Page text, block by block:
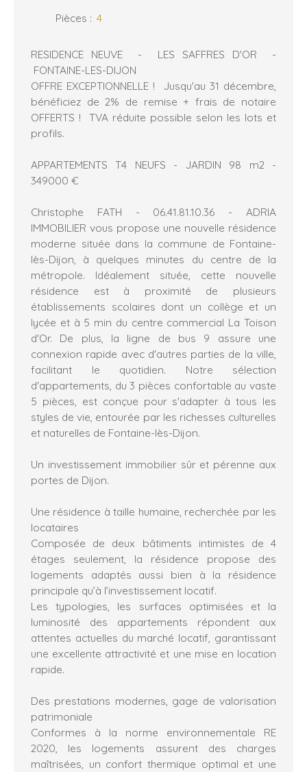
Pièces : 4
RESIDENCE NEUVE - LES SAFFRES D'OR -
FONTAINE-LES-DIJON
OFFRE EXCEPTIONNELLE ! Jusqu'au 31 décembre,
bénéficiez de 2% de remise + frais de notaire
OFFERTS ! TVA réduite possible selon les lots et
profils.
APPARTEMENTS T4 NEUFS - JARDIN 98 m2 -
349000 €
Christophe FATH - 06.41.81.10.36 - ADRIA
IMMOBILIER vous propose une nouvelle résidence
moderne située dans la commune de Fontaine-
lès-Dijon, à quelques minutes du centre de la
métropole. Idéalement située, cette nouvelle
résidence est à proximité de plusieurs
établissements scolaires dont un collège et un
lycée et à 5 min du centre commercial La Toison
d'Or. De plus, la ligne de bus 9 assure une
connexion rapide avec d'autres parties de la ville,
facilitant le quotidien. Notre sélection
d'appartements, du 3 pièces confortable au vaste
5 pièces, est conçue pour s'adapter à tous les
styles de vie, entourée par les richesses culturelles
et naturelles de Fontaine-lès-Dijon.
Un investissement immobilier sûr et pérenne aux
portes de Dijon.
Une résidence à taille humaine, recherchée par les
locataires
Composée de deux bâtiments intimistes de 4
étages seulement, la résidence propose des
logements adaptés aussi bien à la résidence
principale qu’à l’investissement locatif.
Les typologies, les surfaces optimisées et la
luminosité des appartements répondent aux
attentes actuelles du marché locatif, garantissant
une excellente attractivité et une mise en location
rapide.
Des prestations modernes, gage de valorisation
patrimoniale
Conformes à la norme environnementale RE
2020, les logements assurent des charges
maîtrisées, un confort thermique optimal et une